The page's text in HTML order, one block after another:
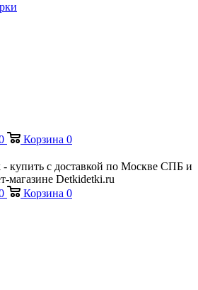
Корзина 0
- купить с доставкой по Москве СПБ и
магазине Detkidetki.ru
Корзина 0